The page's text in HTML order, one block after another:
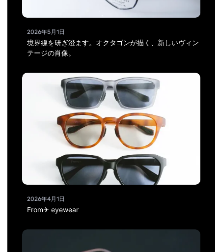
2026年5月1日
境界線を研ぎ澄ます。オクタゴンが描く、新しいヴィン
テージの肖像。
2026年4月1日
From✈ eyewear